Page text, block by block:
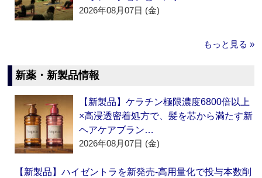
2026年08月07日 (金)
もっと見る »
新薬・新製品情報
【新製品】ケラチン極限濃度6800倍以上
×高浸透密着処方で、髪を芯から満たす新
ヘアケアブラン…
2026年08月07日 (金)
【新製品】ハイゼントラを新発売‐高用量化で投与本数削